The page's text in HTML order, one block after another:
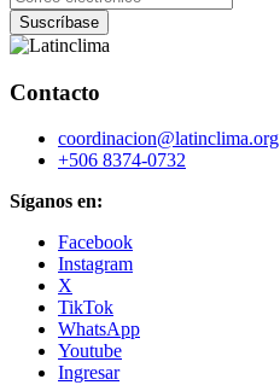
Contacto
coordinacion@latinclima.org
+506 8374-0732
Síganos en:
Facebook
Instagram
X
TikTok
WhatsApp
Youtube
Ingresar